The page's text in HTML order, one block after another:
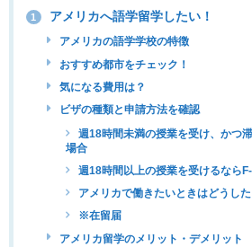
1 アメリカへ語学留学したい！
アメリカの語学学校の特徴
おすすめ都市をチェック！
気になる費用は？
ビザの種類と申請方法を確認
週18時間未満の授業を受け、かつ
場合
週18時間以上の授業を受けるなら
アメリカで働きたいときはどうし
※在留届
アメリカ留学のメリット・デメリット